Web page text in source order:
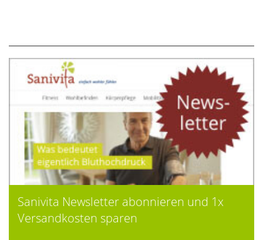
Sanivita Newsletter abonnieren und 1x
Versandkosten sparen